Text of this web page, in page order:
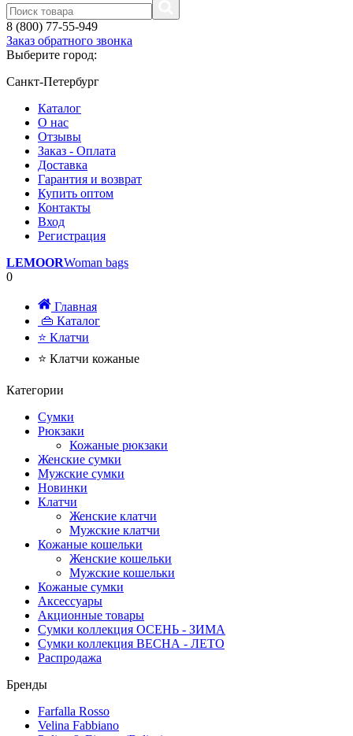
8 (800) 77-55-949
Заказ обратного звонка
Выберите город:
Санкт-Петербург
Каталог
О нас
Отзывы
Заказ - Оплата
Доставка
Гарантия и возврат
Купить оптом
Контакты
Вход
Регистрация
LEMOORWoman bags
0
Главная
👜 Каталог
⭐ Клатчи
⭐ Клатчи кожаные
Категории
Сумки
Рюкзаки
Кожаные рюкзаки
Женские сумки
Мужские сумки
Новинки
Клатчи
Женские клатчи
Мужские клатчи
Кожаные кошельки
Женские кошельки
Мужские кошельки
Кожаные сумки
Аксессуары
Акционные товары
Сумки коллекция ОСЕНЬ - ЗИМА
Сумки коллекция ВЕСНА - ЛЕТО
Распродажа
Бренды
Farfalla Rosso
Velina Fabbiano